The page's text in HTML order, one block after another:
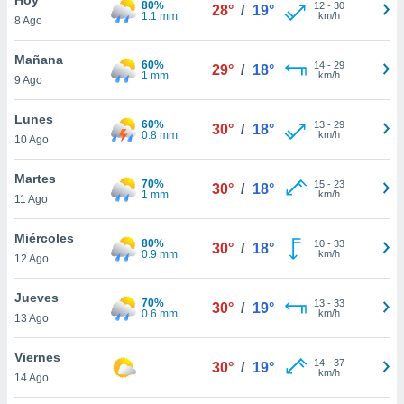
y
en
más
de
8 Ago
80%
1.1 mm
28° / 19° 12- 30
km/h
Mañana
9 Ago
60%
1 mm
29° / 18° 14- 29
km/h
Lunes
10 Ago
60%
0.8 mm
30° / 18° 13- 29
km/h
Martes
11 Ago
70%
1 mm
30° / 18° 15- 23
km/h
Miércoles
12 Ago
80%
0.9 mm
30° / 18° 10- 33
km/h
Jueves
13 Ago
70%
0.6 mm
30° / 19° 13- 33
km/h
Viernes
14 Ago
30° / 19° 14- 37
km/h